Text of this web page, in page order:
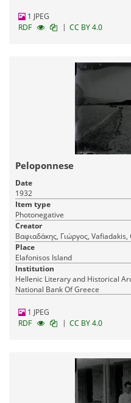
1 JPEG
RDF
| CC BY 4.0
Peloponnese
Date
1932
Item type
Photonegative
Creator
Βαφιαδάκης, Γιώργος,
Place
Elafonisos Island
Institution
Hellenic Literary and Historical
National Bank Of Greece
1 JPEG
RDF
| CC BY 4.0